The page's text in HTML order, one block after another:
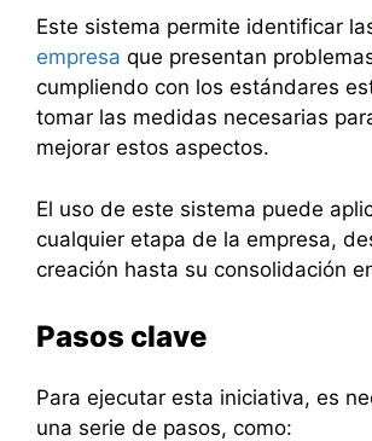
Este sistema permite identificar
empresa que presentan
cumpliendo con los estándares
tomar las medidas necesarias
mejorar estos aspectos.
El uso de este sistema puede
cualquier etapa de la empresa,
creación hasta su consolidación
Pasos clave
Para ejecutar esta iniciativa, es
una serie de pasos, como: